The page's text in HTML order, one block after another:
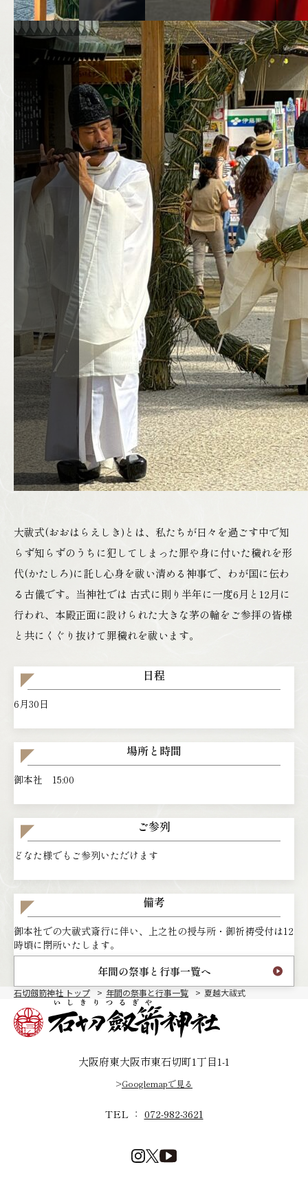
大祓式(おおはらえしき)とは、私たちが日々を過ごす中で知
らず知らずのうちに犯してしまった罪や身に付いた穢れを形
代(かたしろ)に託し心身を祓い清める神事で、わが国に伝わ
る古儀です。当神社では 古式に則り半年に一度6月と12月に
行われ、本殿正面に設けられた大きな茅の輪をご参拝の皆様
と共にくぐり抜けて罪穢れを祓います。
日程
6月30日
場所と時間
御本社 15:00
ご参列
どなた様でもご参列いただけます
備考
御本社での大祓式斎行に伴い、上之社の授与所・御祈祷受付は12
時頃に閉所いたします。
年間の祭事と行事一覧へ
石切劔箭神社 トップ 年間の祭事と行事一覧 夏越大祓式
大阪府東大阪市東石切町1丁目1-1
>Googlemapで見る
TEL ： 072-982-3621